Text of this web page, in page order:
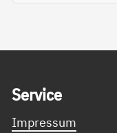
Ser­vice
Impressum